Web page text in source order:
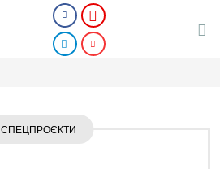
СПЕЦПРОЄКТИ